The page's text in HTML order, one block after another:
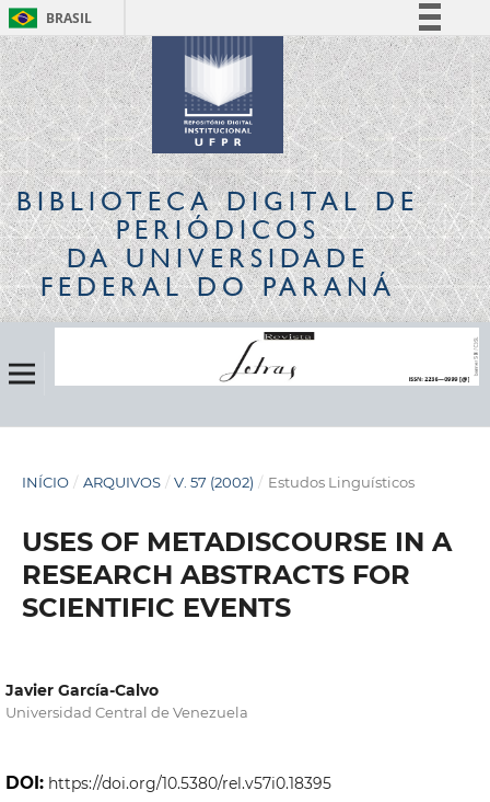
BRASIL
Simplifique!
Comunica BR
Participe
Acesso à informação
Legislação
Canais
BIBLIOTECA DIGITALDE
PERIÓDICOS
DA UNIVERSIDADE
FEDERAL DO PARANÁ
INÍCIO / ARQUIVOS / V. 57 (2002) / Estudos Linguísticos
USES OF METADISCOURSE IN A
RESEARCH ABSTRACTS FOR
SCIENTIFIC EVENTS
Javier García-Calvo
Universidad Central de Venezuela
DOI: https://doi.org/10.5380/rel.v57i0.18395